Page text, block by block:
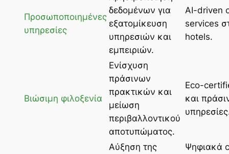
Προσωποποιημένες
υπηρεσίες
δεδομένων για
εξατομίκευση
υπηρεσιών και
εμπειριών.
AI-driven
services
hotels.
Βιώσιμη φιλοξενία
Ενίσχυση
πράσινων
πρακτικών και
μείωση
περιβαλλοντικού
αποτυπώματος.
Eco-
και
Αύξηση της
Ψηφιακά